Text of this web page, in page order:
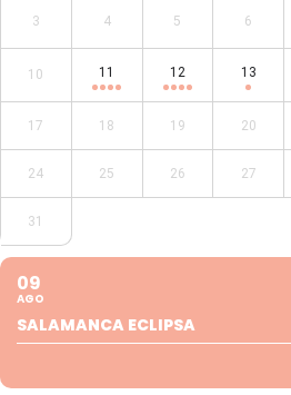
3 4 5 6
10 11 12 13
17 18 19 20
24 25 26 27
31
09
AGO
SALAMANCA ECLIPSA